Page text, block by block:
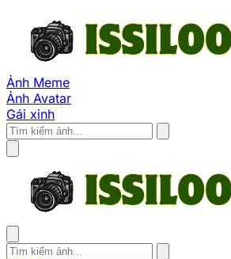
Ảnh Meme
Ảnh Avatar
Gái xinh